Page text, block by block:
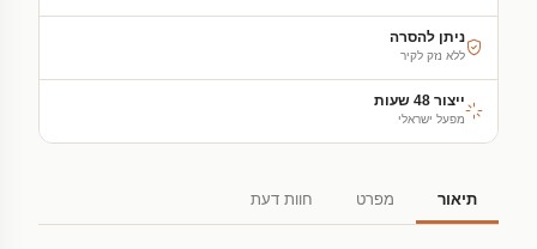
ניתן להסרה
ללא נזק לקיר
ייצור 48 שעות
מפעל ישראלי
תיאור מפרט חוות דעת